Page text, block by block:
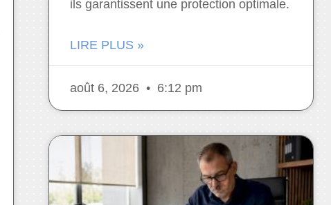
ils garantissent une protection optimale.
LIRE PLUS »
août 6, 2026 6:12 pm